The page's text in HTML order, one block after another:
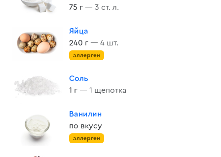
75 г — 3 ст. л.
Яйца
240 г — 4 шт.
аллерген
Соль
1 г — 1 щепотка
Ванилин
по вкусу
аллерген